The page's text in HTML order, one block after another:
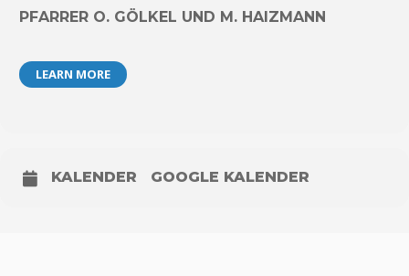
PFARRER O. GÖLKEL UND M. HAIZMANN
LEARN MORE
KALENDER GOOGLE KALENDER